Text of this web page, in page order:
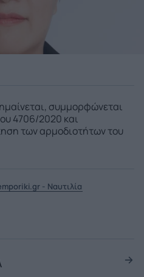
συμμορφώνεται
4706/2020 και
των αρμοδιοτήτων του
- Ναυτιλία